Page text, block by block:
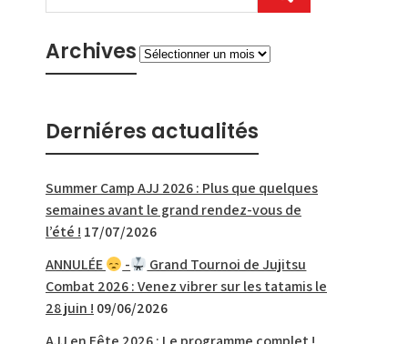
ArchivesArchives
Derniéres actualités
Summer Camp AJJ 2026 : Plus que quelques
semaines avant le grand rendez-vous de
l’été ! 17/07/2026
ANNULÉE
-
Grand Tournoi de Jujitsu
Combat 2026 : Venez vibrer sur les tatamis le
28 juin ! 09/06/2026